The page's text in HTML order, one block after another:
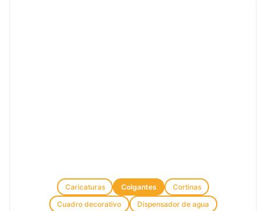
Caricaturas Colgantes
Cortinas
Cuadro decorativo
Dispensador de agua